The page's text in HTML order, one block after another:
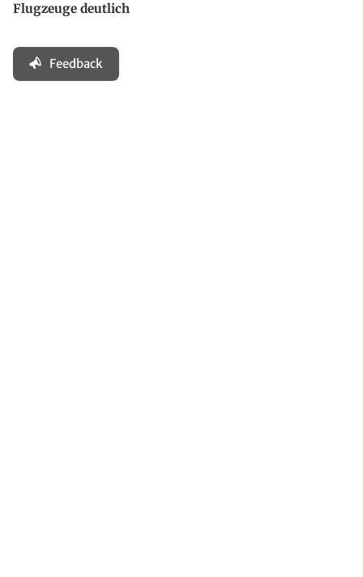
Flugzeuge deutlich
Feedback